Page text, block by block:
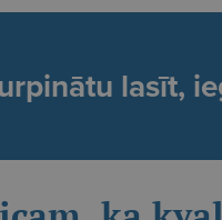
lasīt,